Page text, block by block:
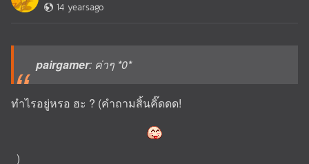
14 yearsago
pairgamer: ค่าๆ *0*
ทำไรอยู่หรอ ฮะ ? (คำถามสิ้นคิ๊ดดด!
)